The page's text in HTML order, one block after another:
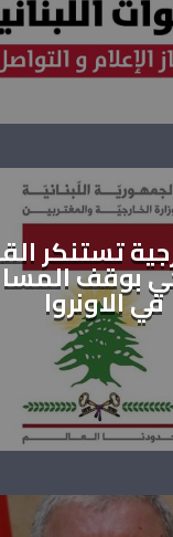
تستنكر
بوقف
في الاونروا